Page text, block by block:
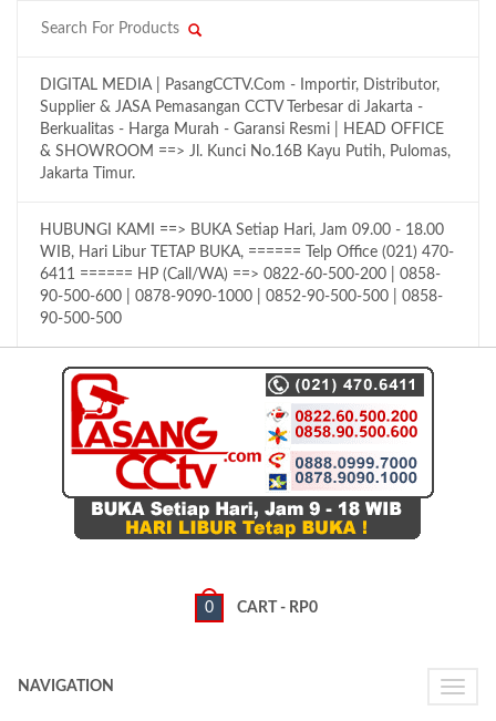
DIGITAL MEDIA | PasangCCTV.Com - Importir, Distributor,
Supplier & JASA Pemasangan CCTV Terbesar di Jakarta -
Berkualitas - Harga Murah - Garansi Resmi | HEAD OFFICE
& SHOWROOM ==> Jl. Kunci No.16B Kayu Putih, Pulomas,
Jakarta Timur.
HUBUNGI KAMI ==> BUKA Setiap Hari, Jam 09.00 - 18.00
WIB, Hari Libur TETAP BUKA, ====== Telp Office (021) 470-
6411 ====== HP (Call/WA) ==> 0822-60-500-200 | 0858-
90-500-600 | 0878-9090-1000 | 0852-90-500-500 | 0858-
90-500-500
0 CART - RP0
Toggle
NAVIGATION